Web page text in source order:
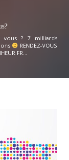
? 7 milliards
RENDEZ-VOUS